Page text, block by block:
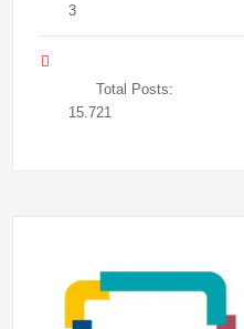
3
Total Posts:
15.721